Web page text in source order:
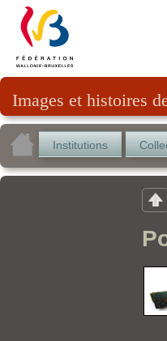
Images et histoires
Institutions